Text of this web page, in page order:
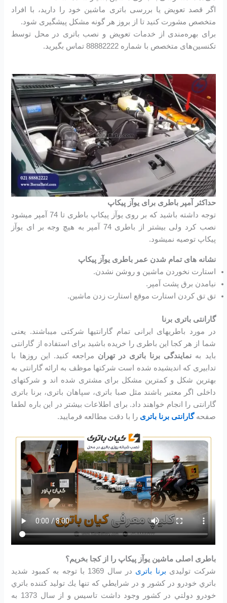
اگر قصد تعویض یا بررسی باتری ماشین خود را دارید، با افراد
متخصص مشورت کنید تا از بروز هر گونه مشکل پیشگیری شود.
برای بهره‌مندی از خدمات تعویض و نصب باتری در محل توسط
تکنسین‌های متخصص با شماره 88882222 تماس بگیرید.
حداکثر آمپر باطری برای یوآز پیکاپ
توجه داشته باشید که بر روی یوآز پیکاپ باطری تا 74 آمپر میشود
نصب کرد ولی بیشتر از باطری 74 آمپر به هیچ وجه بر ای یوآز
پیکاپ توصیه نمیشود.
نشانه های تمام شدن عمر باطری یوآز پیکاپ
استارت نخوردن ماشین و روشن نشدن.
نیامدن برق پشت آمپر.
تق تق کردن استارت موقع استارت زدن ماشین.
گارانتی باتری برنا
در مورد باطریهای ایرانی تمام گارانتیها شرکتی میباشند. یعنی
شما از هر کجا این باطری را خریده باشید برای استفاده از گارانتی
باید به نمایندگی برنا باتری در تهران مراجعه کنید. این روزها با
تدابیری که اندیشیده شده است شرکتها موظف به ارائه گارانتی به
بهترین شکل و کمترین مشکل برای مشتری شده اند و شرکتهای
داخلی اگر معتبر باشند مثل صبا باتری، سپاهان باتری، برنا باتری
گارانتی را انجام خواهند داد. برای اطلاعات بیشتر در این باره لطفا
صفحه گارانتی برنا باتری را با دقت مطالعه فرمایید.
باطری اصلی ماشین یوآز پیکاپ را از کجا بخریم؟
شرکت تولیدی برنا باتری
در سال 1369 با توجه به كمبود شديد
باتري خودرو در كشور و در شرايطي كه تنها يك توليد كننده باتري
خودرو دولتي در كشور وجود داشت تاسیس و از سال 1373 به